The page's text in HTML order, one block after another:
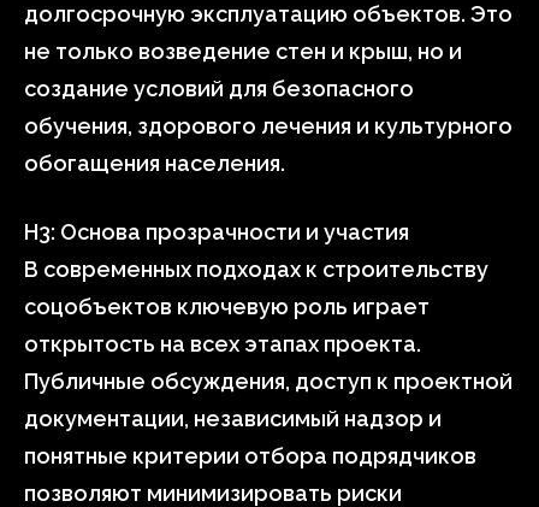
долгосрочную эксплуатацию объектов. Это
не только возведение стен и крыш, но и
создание условий для безопасного
обучения, здорового лечения и культурного
обогащения населения.
H3: Основа прозрачности и участия
В современных подходах к строительству
соцобъектов ключевую роль играет
открытость на всех этапах проекта.
Публичные обсуждения, доступ к проектной
документации, независимый надзор и
понятные критерии отбора подрядчиков
позволяют минимизировать риски